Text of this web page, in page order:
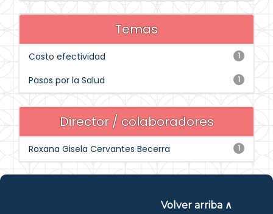
Temas
1
Costo efectividad
1
Pasos por la Salud
Director / colaboradores
1
Roxana Gisela Cervantes Becerra
Volver arriba ∧